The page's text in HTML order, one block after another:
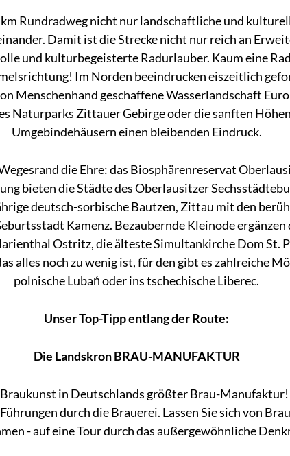
Rundradweg nicht nur landschaftliche und
Damit ist die Strecke nicht nur reich an
und kulturbegeisterte Radurlauber. Kaum eine
Im Norden beeindrucken eiszeitlich
Menschenhand geschaffene Wasserlandschaft
Naturparks Zittauer Gebirge oder die sanften
Umgebindehäusern einen bleibenden Eindruck.
die Ehre: das Biosphärenreservat
bieten die Städte des Oberlausitzer
deutsch-sorbische Bautzen, Zittau mit den
Kamenz. Bezaubernde Kleinode
Ostritz, die älteste Simultankirche Dom St.
alles noch zu wenig ist, für den gibt es zahlreiche
polnische Lubań oder ins tschechische Liberec.
Unser Top-Tipp entlang der Route:
Die Landskron BRAU-MANUFAKTUR
in Deutschlands größter Brau-
durch die Brauerei. Lassen Sie sich von
- auf eine Tour durch das außergewöhnliche